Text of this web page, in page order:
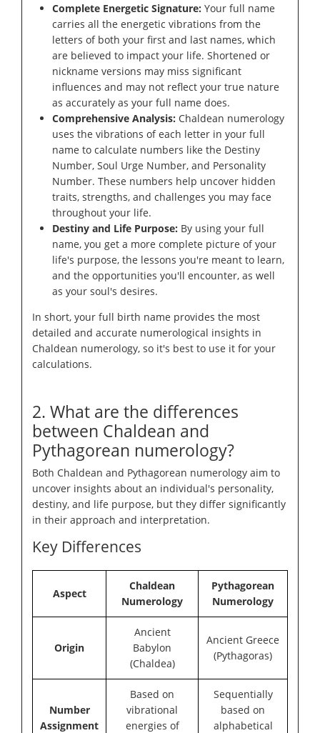
Complete Energetic Signature: Your full name
carries all the energetic vibrations from the
letters of both your first and last names, which
are believed to impact your life. Shortened or
nickname versions may miss significant
influences and may not reflect your true nature
as accurately as your full name does.
Comprehensive Analysis: Chaldean numerology
uses the vibrations of each letter in your full
name to calculate numbers like the Destiny
Number, Soul Urge Number, and Personality
Number. These numbers help uncover hidden
traits, strengths, and challenges you may face
throughout your life.
Destiny and Life Purpose: By using your full
name, you get a more complete picture of your
life's purpose, the lessons you're meant to learn,
and the opportunities you'll encounter, as well
as your soul's desires.
In short, your full birth name provides the most
detailed and accurate numerological insights in
Chaldean numerology, so it's best to use it for your
calculations.
2. What are the differences
between Chaldean and
Pythagorean numerology?
Both Chaldean and Pythagorean numerology aim to
uncover insights about an individual's personality,
destiny, and life purpose, but they differ significantly
in their approach and interpretation.
Key Differences
Aspect
Chaldean
Numerology
Pythagorean
Numerology
Origin
Ancient
Babylon
(Chaldea)
Ancient Greece
(Pythagoras)
Number
Assignment
Based on
vibrational
energies of
Sequentially
based on
alphabetical